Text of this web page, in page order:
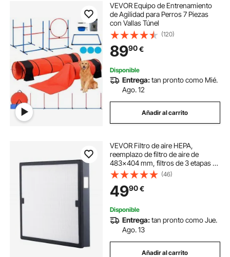
VEVOR Equipo de Entrenamiento
de Agilidad para Perros 7 Piezas
con Vallas Túnel
(120)
8990€
Disponible
Entrega:tan pronto como Mié.
Ago. 12
Añadir al carrito
VEVOR Filtro de aire HEPA,
reemplazo de filtro de aire de
483x404 mm, filtros de 3 etapas de
alta eficiencia compatibles
purificadores de aire, equipos de
restauración de daños por agua
(46)
4990€
Disponible
Entrega:tan pronto como Jue.
Ago. 13
Añadir al carrito